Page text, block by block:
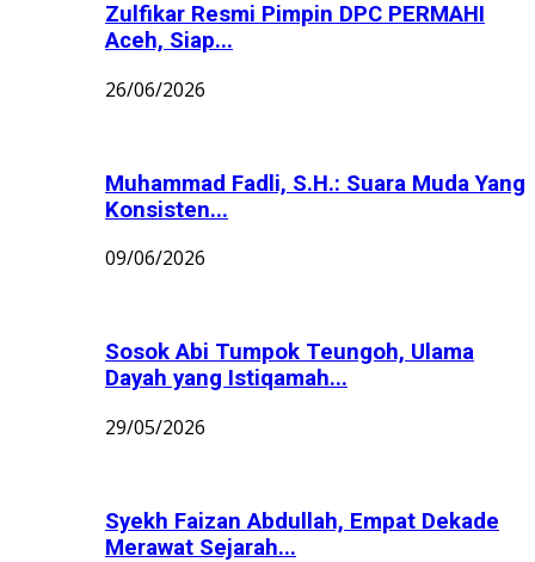
Zulfikar Resmi Pimpin DPC PERMAHI
Aceh, Siap...
26/06/2026
Muhammad Fadli, S.H.: Suara Muda Yang
Konsisten...
09/06/2026
Sosok Abi Tumpok Teungoh, Ulama
Dayah yang Istiqamah...
29/05/2026
Syekh Faizan Abdullah, Empat Dekade
Merawat Sejarah...